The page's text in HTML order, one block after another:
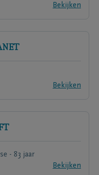
Bekijken
Bekijken
- 83 jaar
Bekijken